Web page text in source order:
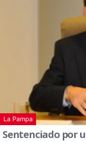
La Pampa
Sentenciado por